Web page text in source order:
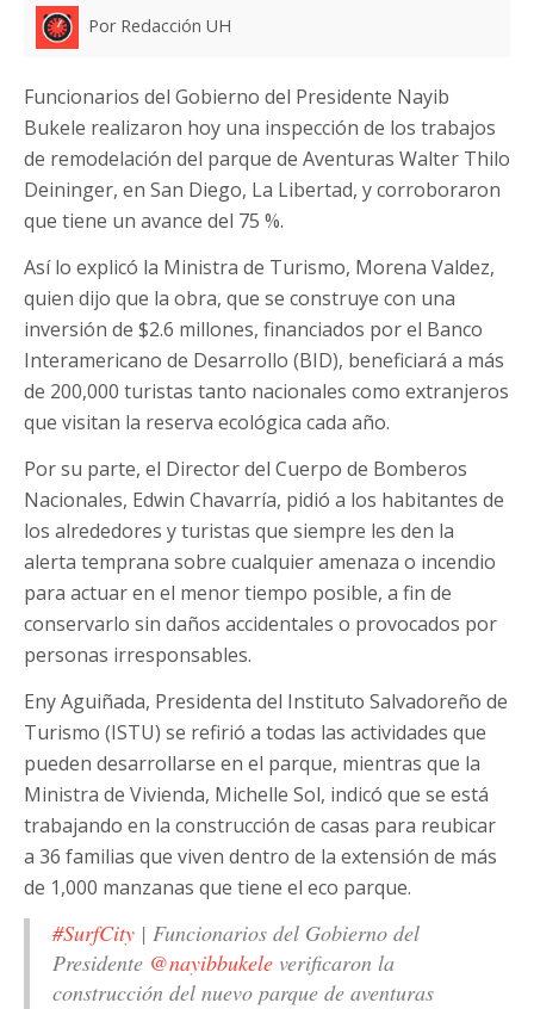
Por Redacción UH
Funcionarios del Gobierno del Presidente Nayib
Bukele realizaron hoy una inspección de los trabajos
de remodelación del parque de Aventuras Walter Thilo
Deininger, en San Diego, La Libertad, y corroboraron
que tiene un avance del 75 %.
Así lo explicó la Ministra de Turismo, Morena Valdez,
quien dijo que la obra, que se construye con una
inversión de $2.6 millones, financiados por el Banco
Interamericano de Desarrollo (BID), beneficiará a más
de 200,000 turistas tanto nacionales como extranjeros
que visitan la reserva ecológica cada año.
Por su parte, el Director del Cuerpo de Bomberos
Nacionales, Edwin Chavarría, pidió a los habitantes de
los alrededores y turistas que siempre les den la
alerta temprana sobre cualquier amenaza o incendio
para actuar en el menor tiempo posible, a fin de
conservarlo sin daños accidentales o provocados por
personas irresponsables.
Eny Aguiñada, Presidenta del Instituto Salvadoreño de
Turismo (ISTU) se refirió a todas las actividades que
pueden desarrollarse en el parque, mientras que la
Ministra de Vivienda, Michelle Sol, indicó que se está
trabajando en la construcción de casas para reubicar
a 36 familias que viven dentro de la extensión de más
de 1,000 manzanas que tiene el eco parque.
#SurfCity | Funcionarios del Gobierno del
Presidente @nayibbukele verificaron la
construcción del nuevo parque de aventuras